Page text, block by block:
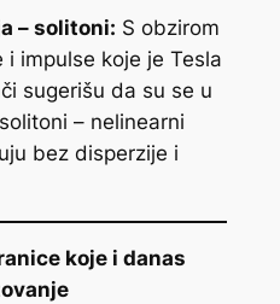
– solitoni: S obzirom
impulse koje je Tesla
sugerišu da su se u
– nelinearni
bez disperzije i
koje i danas